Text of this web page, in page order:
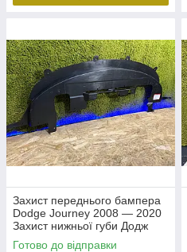
Захист переднього бампера
Dodge Journey 2008 — 2020
Захист нижньої губи Додж
Джорні Fiat Freemont
Готово до відправки